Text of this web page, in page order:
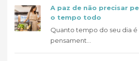
A paz de não precisar
o tempo todo
Quanto tempo do seu dia
pensament...